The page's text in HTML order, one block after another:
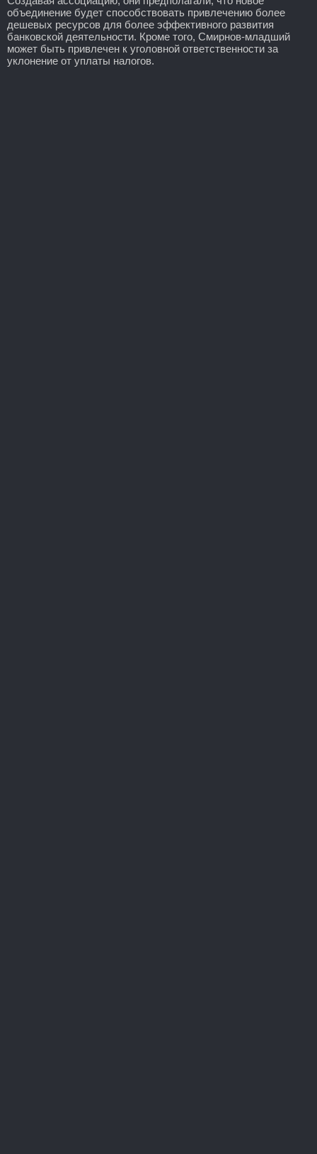
объединение будет способствовать привлечению более
дешевых ресурсов для более эффективного развития
банковской деятельности. Кроме того, Смирнов-младший
может быть привлечен к уголовной ответственности за
уклонение от уплаты налогов.